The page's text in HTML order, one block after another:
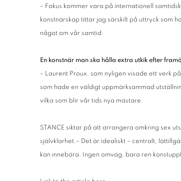
– Fokus kommer vara på internationell
konstnärskap tittar jag särskilt på uttryck som
något om vår samtid.
En konstnär man ska hålla extra utkik efter
– Laurent Proux, som nyligen visade ett verk
som hade en väldigt uppmärksammad
vilka som blir vår tids nya mästare.
STANCE siktar på att arrangera omkring sex
självklarhet.– Det är idealiskt – centralt,
kan innebära. Ingen omväg, bara ren